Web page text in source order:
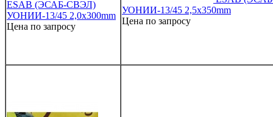
ESAB (ЭСАБ-СВЭЛ)
УОНИИ-13/45 2,0х300mm
Цена по запросу
УОНИИ-13/45 2,5х350mm
Цена по запросу